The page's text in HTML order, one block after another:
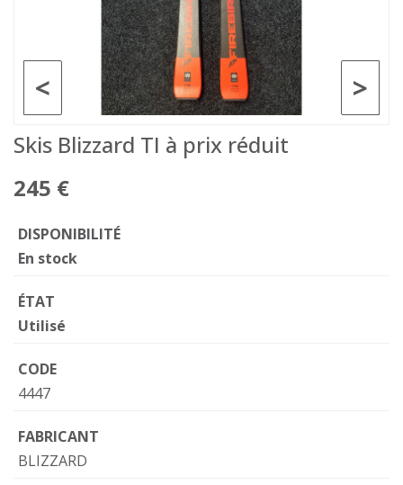
>
<
Skis Blizzard TI à prix réduit
245 €
DISPONIBILITÉ
En stock
ÉTAT
Utilisé
CODE
4447
FABRICANT
BLIZZARD